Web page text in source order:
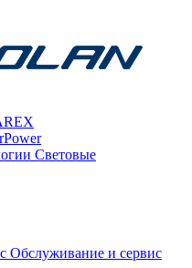
Световые
Обслуживание и сервис